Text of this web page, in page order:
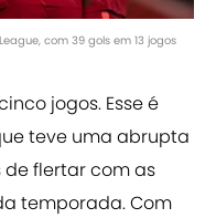
com 39 gols em 13 jogos
jogos. Esse é
teve uma abrupta
flertar com as
temporada. Com